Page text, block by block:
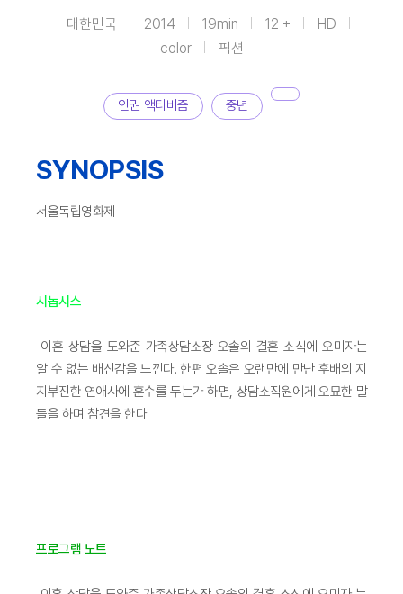
대한민국 2014 19min 12 +
HD
color
픽션
인권 액티비즘 중년
SYNOPSIS
서울독립영화제
시놉시스
이혼 상담을 도와준 가족상담소장 오솔의 결혼 소식에 오미자는
알 수 없는 배신감을 느낀다. 한편 오솔은 오랜만에 만난 후배의 지
지부진한 연애사에 훈수를 두는가 하면, 상담소직원에게 오묘한 말
들을 하며 참견을 한다.
프로그램 노트